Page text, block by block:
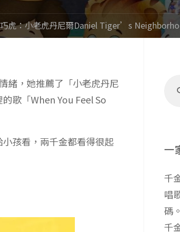
巧虎：小老虎丹尼爾Daniel Tiger’s
緒，她推薦了「小老虎丹尼
歌「When You Feel So
孩看，兩千金都看得很起
一
千
唱
碼。
千